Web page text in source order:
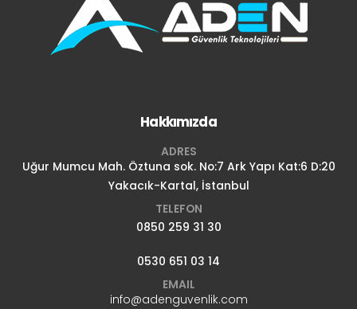
Hakkımızda
ADRES
Uğur Mumcu Mah. Öztuna sok. No:7 Ark Yapı Kat:6 D:20
Yakacık-Kartal, İstanbul
TELEFON
0850 259 31 30
0530 651 03 14
EMAIL
info@adenguvenlik.com